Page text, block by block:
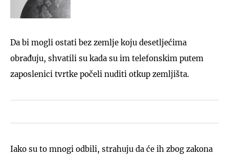
Da bi mogli ostati bez zemlje koju desetljećima
obrađuju, shvatili su kada su im telefonskim putem
zaposlenici tvrtke počeli nuditi otkup zemljišta.
Iako su to mnogi odbili, strahuju da će ih zbog zakona